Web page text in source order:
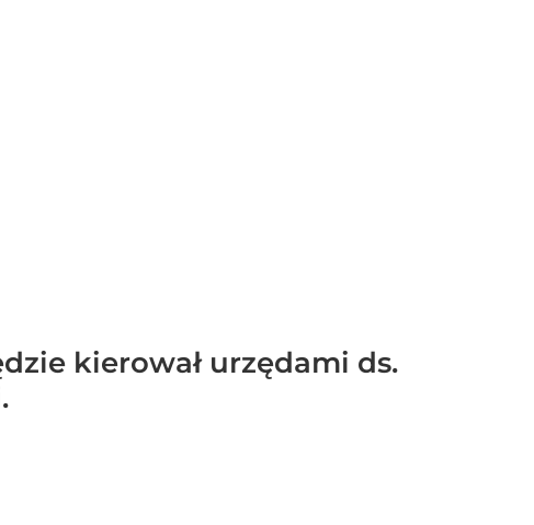
kierował urzędami ds.